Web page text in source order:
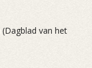
van het